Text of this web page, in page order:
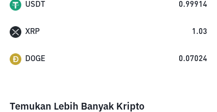
USDT 0.99914
XRP 1.03
DOGE 0.07024
Temukan Lebih Banyak Kripto